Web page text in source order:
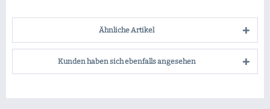
Ähnliche Artikel
Kunden haben sich ebenfalls angesehen